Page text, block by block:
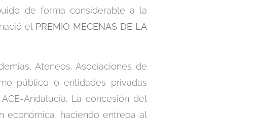
de forma considerable a la
el PREMIO MECENAS DE LA
Ateneos, Asociaciones de
público o entidades privadas
Andalucía. La concesión del
económica, haciendo entrega al